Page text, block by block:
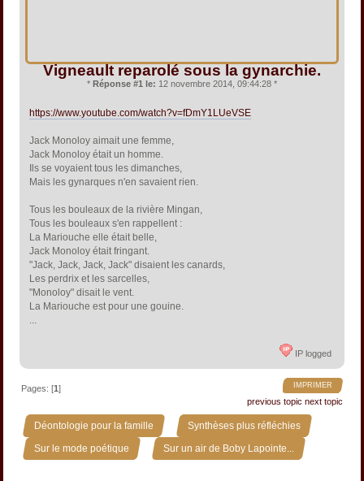
Vigneault reparolé sous la gynarchie.
* Réponse #1 le: 12 novembre 2014, 09:44:28 *
https://www.youtube.com/watch?v=fDmY1LUeVSE
Jack Monoloy aimait une femme,
Jack Monoloy était un homme.
Ils se voyaient tous les dimanches,
Mais les gynarques n'en savaient rien.
Tous les bouleaux de la rivière Mingan,
Tous les bouleaux s'en rappellent :
La Mariouche elle était belle,
Jack Monoloy était fringant.
"Jack, Jack, Jack, Jack" disaient les canards,
Les perdrix et les sarcelles,
"Monoloy" disait le vent.
La Mariouche est pour une gouine.
IP logged
IMPRIMER
Pages: [1]
previous topic next topic
Déontologie pour la famille » Synthèses plus réfléchies »
Sur le mode poétique » Sur un air de Boby Lapointe...